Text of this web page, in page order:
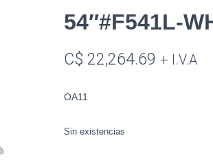
54″#F541L-
C$ 22,264.69 + I.V.A
OA11
Sin existencias